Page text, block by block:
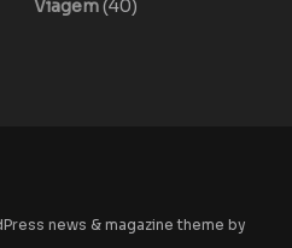
Viagem(40)
news & magazine theme by